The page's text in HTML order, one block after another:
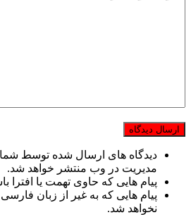
دیدگاه های ارسال شده توسط
مدیریت در وب منتشر خواهد شد.
پیام هایی که حاوی تهمت یا افترا
پیام هایی که به غیر از زبان
نخواهد شد.